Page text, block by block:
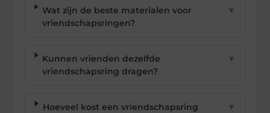
Wat zijn de beste materialen voor
vriendschapsringen?
▼
Kunnen vrienden dezelfde
vriendschapsring dragen?
▼
Hoeveel kost een vriendschapsring
▼